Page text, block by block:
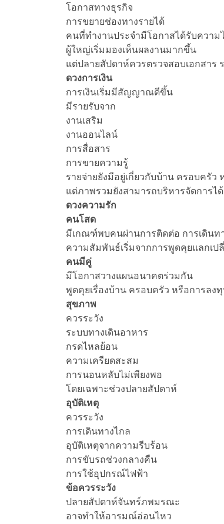
โอกาสทางธุรกิจ
การขยายช่องทางรายได้
คนที่ทำงานประจำมีโอกาสได้รับความ
ผู้ใหญ่เริ่มมองเห็นผลงานมากขึ้น
แต่ปลายสัปดาห์ควรตรวจสอบเอกสาร
ดวงการเงิน
การเงินเริ่มมีสัญญาณดีขึ้น
มีรายรับจาก
งานเสริม
งานออนไลน์
การสื่อสาร
การขายความรู้
รายจ่ายยังมีอยู่เกี่ยวกับบ้าน ครอบครัว
แต่ภาพรวมยังสามารถบริหารจัดการได้
ดวงความรัก
คนโสด
มีเกณฑ์พบคนผ่านการติดต่อ การเดินท
ความสัมพันธ์เริ่มจากการพูดคุยแลกเป
คนมีคู่
มีโอกาสวางแผนอนาคตร่วมกัน
พูดคุยเรื่องบ้าน ครอบครัว หรือการลง
สุขภาพ
ควรระวัง
ระบบทางเดินอาหาร
กรดไหลย้อน
ความเครียดสะสม
การนอนหลับไม่เพียงพอ
โดยเฉพาะช่วงปลายสัปดาห์
อุบัติเหตุ
ควรระวัง
การเดินทางไกล
อุบัติเหตุจากความรีบร้อน
การขับรถช่วงกลางคืน
การใช้อุปกรณ์ไฟฟ้า
ข้อควรระวัง
ปลายสัปดาห์จันทร์ภพมรณะ
อาจทำให้อารมณ์อ่อนไหว